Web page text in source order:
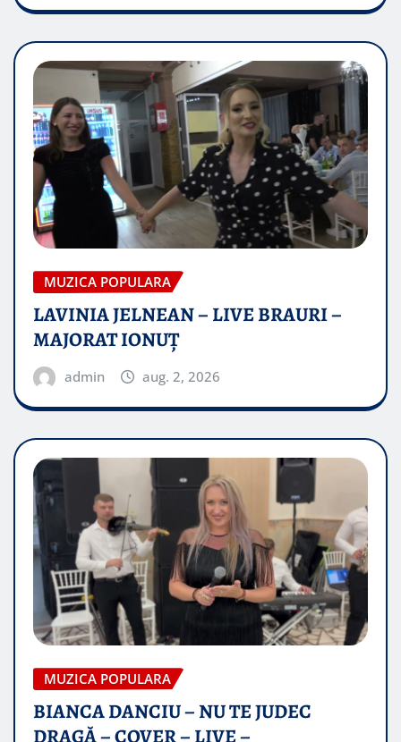
MUZICA POPULARA
LAVINIA JELNEAN – LIVE BRAURI –
MAJORAT IONUŢ
admin aug. 2, 2026
MUZICA POPULARA
BIANCA DANCIU – NU TE JUDEC
DRAGĂ – COVER – LIVE –